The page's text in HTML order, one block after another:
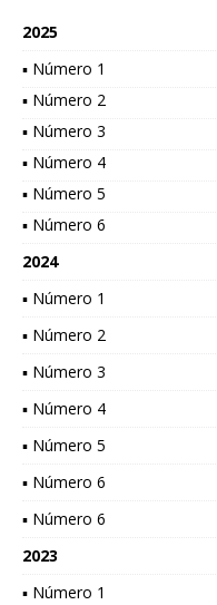
2025
▪ Número 1
▪ Número 2
▪ Número 3
▪ Número 4
▪ Número 5
▪ Número 6
2024
▪ Número 1
▪ Número 2
▪ Número 3
▪ Número 4
▪ Número 5
▪ Número 6
▪ Número 6
2023
▪ Número 1